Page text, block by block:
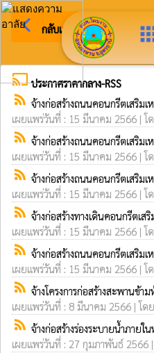
arrow_back_ios กลับเมนูหลัก
cast ประกาศราคากลาง-RSS
rss_feed จ้างก่อสร้างถนนคอนกรีตเสริม
เผยแพร่วันที่ : 15 มีนาคม 2566 | โ
rss_feed จ้างก่อสร้างถนนคอนกรีตเสริ
เผยแพร่วันที่ : 15 มีนาคม 2566 | โ
rss_feed จ้างก่อสร้างถนนคอนกรีตเสริม
เผยแพร่วันที่ : 15 มีนาคม 2566 | โ
rss_feed จ้างก่อสร้างทางเดินคอนกรีตเ
เผยแพร่วันที่ : 15 มีนาคม 2566 | โ
rss_feed จ้างก่อสร้างถนนคอนกรีตเสริม
เผยแพร่วันที่ : 15 มีนาคม 2566 | โ
rss_feed จ้างโครงการก่อสร้างสะพานข้
เผยแพร่วันที่ : 8 มีนาคม 2566 | โด
rss_feed จ้างก่อสร้างร่องระบายน้ำภาย
เผยแพร่วันที่ : 27 กุมภาพันธ์ 2566